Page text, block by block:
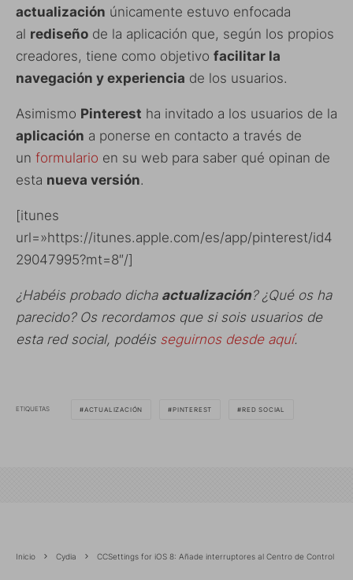
actualización únicamente estuvo enfocada
al rediseño de la aplicación que, según los propios
creadores, tiene como objetivo facilitar la
navegación y experiencia de los usuarios.
Asimismo Pinterest ha invitado a los usuarios de la
aplicación a ponerse en contacto a través de
un formulario en su web para saber qué opinan de
esta nueva versión.
[itunes
url=»https://itunes.apple.com/es/app/pinterest/id4
29047995?mt=8″/]
¿Habéis probado dicha actualización? ¿Qué os ha
parecido? Os recordamos que si sois usuarios de
esta red social, podéis seguirnos desde aquí.
ETIQUETAS ACTUALIZACIÓN PINTEREST RED SOCIAL
Inicio Cydia CCSettings for iOS 8: Añade interruptores al Centro de Control